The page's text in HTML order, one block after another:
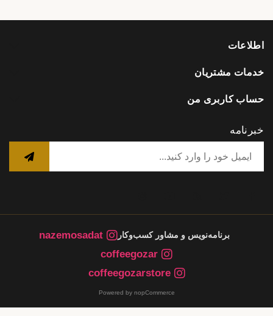
اطلاعات
خدمات مشتریان
حساب کاربری من
خبرنامه
برنامه‌نویس و مشاور کسب‌وکار
nazemosadat
coffeegozar
coffeegozarstore
Powered by nopCommerce